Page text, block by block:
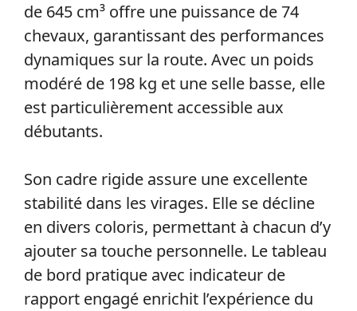
de 645 cm³ offre une puissance de 74
chevaux, garantissant des performances
dynamiques sur la route. Avec un poids
modéré de 198 kg et une selle basse, elle
est particulièrement accessible aux
débutants.
Son cadre rigide assure une excellente
stabilité dans les virages. Elle se décline
en divers coloris, permettant à chacun d’y
ajouter sa touche personnelle. Le tableau
de bord pratique avec indicateur de
rapport engagé enrichit l’expérience du